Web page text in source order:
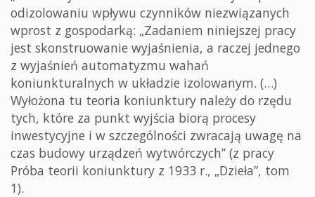
odizolowaniu wpływu czynników niezwiązanych
wprost z gospodarką: „Zadaniem niniejszej pracy
jest skonstruowanie wyjaśnienia, a raczej jednego
z wyjaśnień automatyzmu wahań
koniunkturalnych w układzie izolowanym. (…)
Wyłożona tu teoria koniunktury należy do rzędu
tych, które za punkt wyjścia biorą procesy
inwestycyjne i w szczególności zwracają uwagę na
czas budowy urządzeń wytwórczych” (z pracy
Próba teorii koniunktury z 1933 r., „Dzieła”, tom
1).